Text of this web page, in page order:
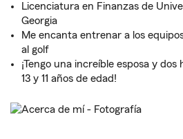
Licenciatura en Finanzas de
Georgia
Me encanta entrenar a los
al golf
¡Tengo una increíble esposa y dos
13 y 11 años de edad!